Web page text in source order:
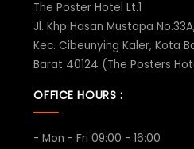
The Poster Hotel Lt.1
Jl. Khp Hasan Mustopa
Kec. Cibeunying Kaler, Kota
Barat 40124 (The Posters
OFFICE HOURS :
- Mon - Fri 09:00 - 16:00